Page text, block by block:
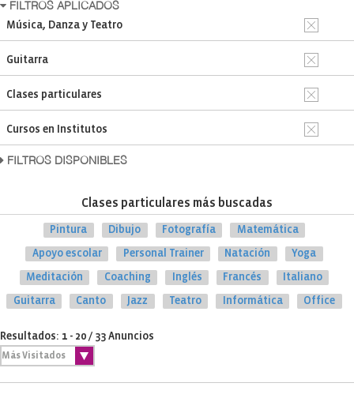
FILTROS APLICADOS
Música, Danza y Teatro
Guitarra
Clases particulares
Cursos en Institutos
FILTROS DISPONIBLES
Clases particulares más buscadas
Pintura Dibujo Fotografía Matemática
Apoyo escolar Personal Trainer Natación Yoga
Meditación Coaching Inglés Francés Italiano
Guitarra Canto Jazz Teatro Informática Office
Resultados: 1 - 20 / 33 Anuncios